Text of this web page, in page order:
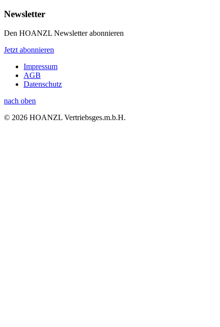
Newsletter
Den HOANZL Newsletter abonnieren
Jetzt abonnieren
Impressum
AGB
Datenschutz
nach oben
© 2026 HOANZL Vertriebsges.m.b.H.